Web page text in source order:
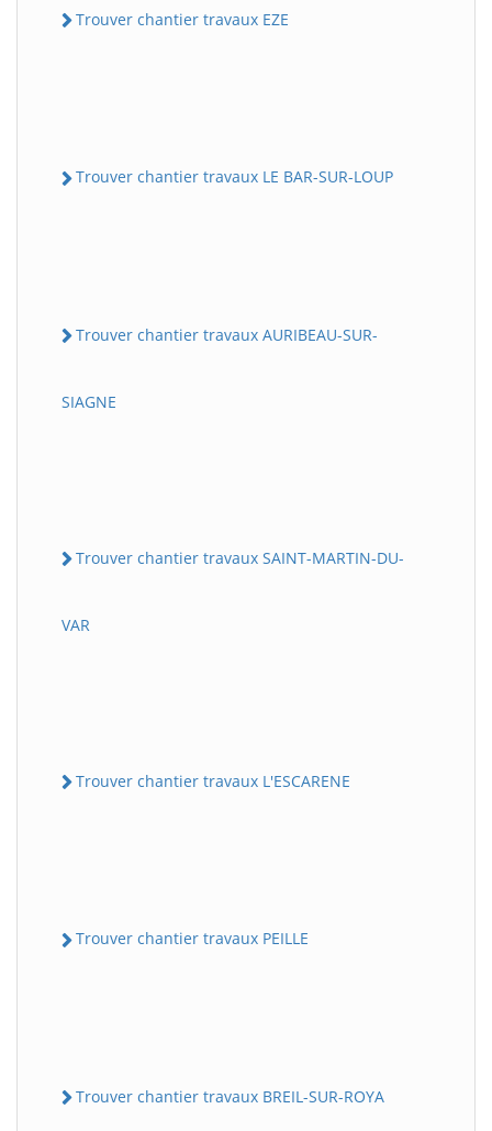
Trouver chantier travaux EZE
Trouver chantier travaux LE BAR-SUR-LOUP
Trouver chantier travaux AURIBEAU-SUR-
SIAGNE
Trouver chantier travaux SAINT-MARTIN-DU-
VAR
Trouver chantier travaux L'ESCARENE
Trouver chantier travaux PEILLE
Trouver chantier travaux BREIL-SUR-ROYA